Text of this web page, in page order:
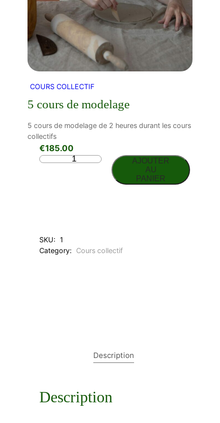
COURS COLLECTIF
5 cours de modelage
5 cours de modelage de 2 heures durant les cours
collectifs
€185.00
q
d
e
g
AJOUTER
AU
PANIER
SKU: 1
Category:
Cours collectif
Description
Description